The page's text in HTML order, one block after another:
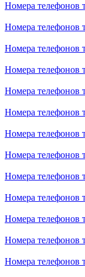
Номера телефонов
Номера телефонов
Номера телефонов
Номера телефонов
Номера телефонов
Номера телефонов
Номера телефонов
Номера телефонов
Номера телефонов
Номера телефонов
Номера телефонов
Номера телефонов
Номера телефонов